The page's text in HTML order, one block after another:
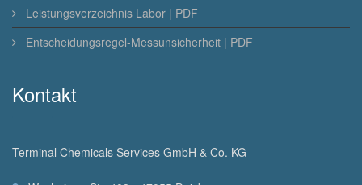
Leistungsverzeichnis Labor | PDF
Entscheidungsregel-Messunsicherheit | PDF
Kontakt
Terminal Chemicals Services GmbH & Co. KG